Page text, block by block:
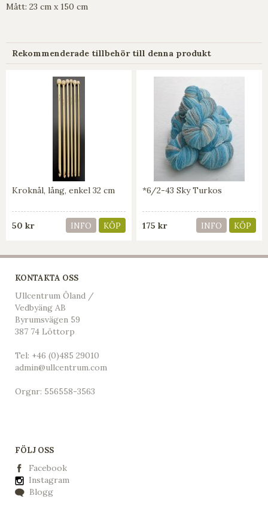
Mått: 23 cm x 150 cm
Rekommenderade tillbehör till denna produkt
Kroknål, lång, enkel 32 cm
50 kr INFO KÖP
*6/2-43 Sky Turkos
175 kr INFO KÖP
KONTAKTA OSS
Ullcentrum Öland /
Vedbyäng AB
Byrumsvägen 59
387 74 Löttorp
Tel: +46 (0)485 29010
admin@ullcentrum.com
Orgnr: 556558-3563
FÖLJ OSS
Facebook
Instagram
Blogg